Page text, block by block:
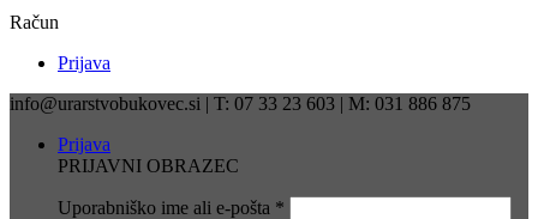
Račun
Prijava
info@urarstvobukovec.si | T: 07 33 23 603 | M: 031 886 875
Prijava
PRIJAVNI OBRAZEC
Uporabniško ime ali e-pošta *